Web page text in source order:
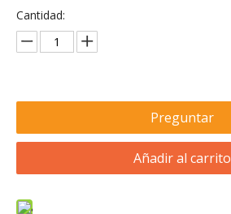
Cantidad:
Preguntar
Añadir al carrito